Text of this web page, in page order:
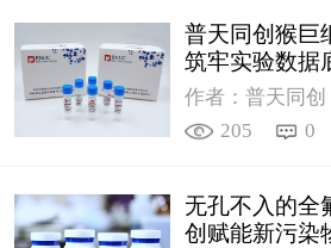
普天同创猴巨
筑牢实验数据
作者：普天同创
205
0
无孔不入的全
创赋能新污染